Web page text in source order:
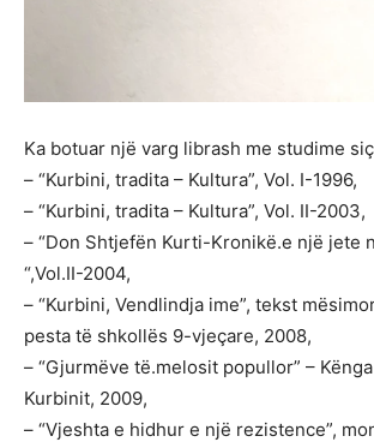
Ka botuar një varg librash me studime
– “Kurbini, tradita – Kultura”, Vol. I-1996,
– “Kurbini, tradita – Kultura”, Vol. II-2003,
– “Don Shtjefën Kurti-Kronikë.e një jete
“,Vol.II-2004,
– “Kurbini, Vendlindja ime”, tekst
pesta të shkollës 9-vjeçare, 2008,
– “Gjurmëve të.melosit popullor” –
Kurbinit, 2009,
– “Vjeshta e hidhur e një rezistence”,